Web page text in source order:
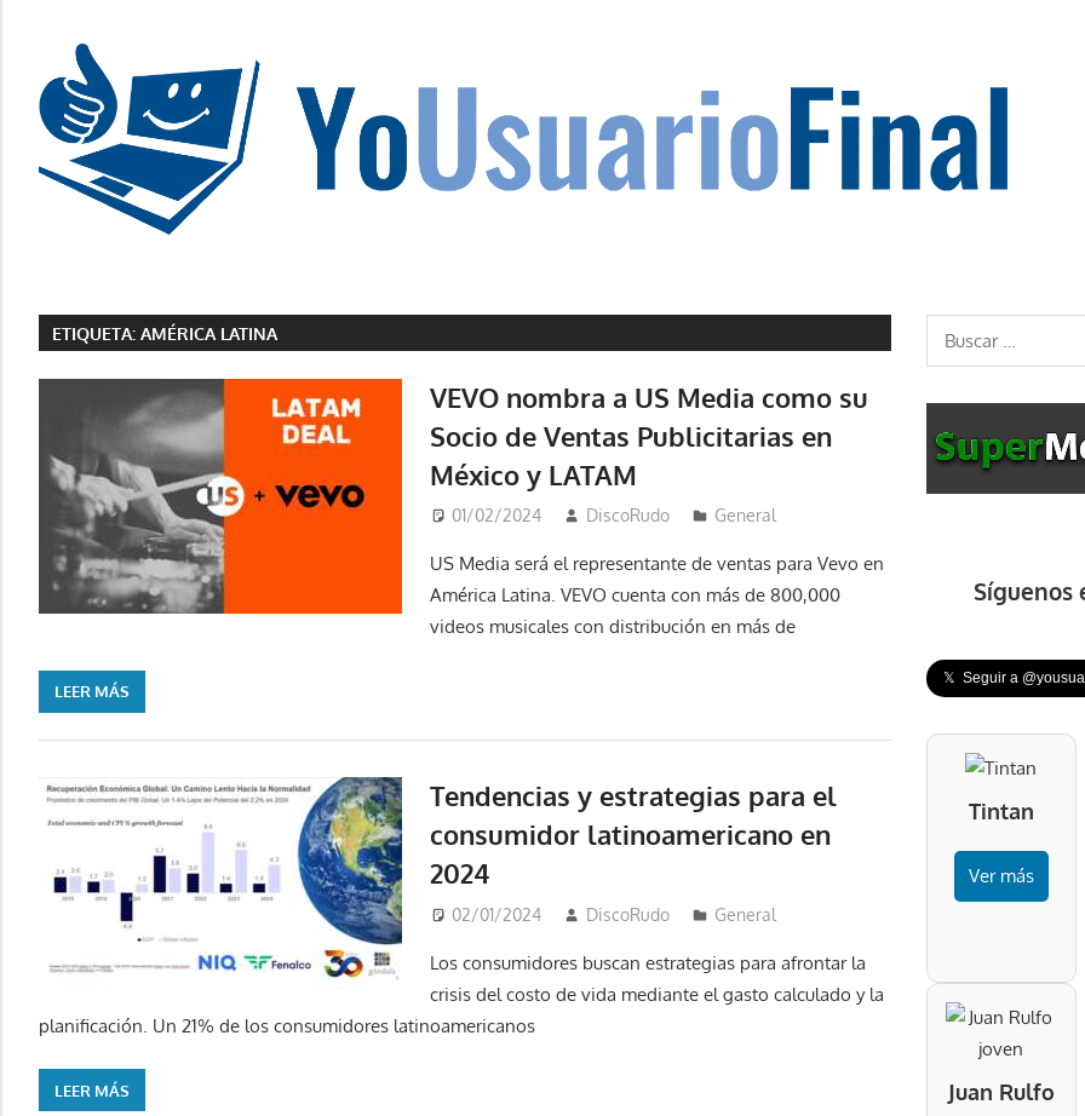
contenido
no
tiene
que
chino
ETIQUETA:AMÉRICA LATINA
VEVO nombra a US Media como su
Socio de Ventas Publicitarias en
México y LATAM
01/02/2024 DiscoRudo General
US Media será el representante de ventas para Vevo en
América Latina. VEVO cuenta con más de 800,000
videos musicales con distribución en más de
LEER MÁS
Tendencias y estrategias para el
consumidor latinoamericano en
2024
02/01/2024 DiscoRudo General
Los consumidores buscan estrategias para afrontar la
crisis del costo de vida mediante el gasto calculado y la
planificación. Un 21% de los consumidores latinoamericanos
LEER MÁS
Buscar:
Síguenos
𝕏 Seguir a
Tintan
Ver más
Juan Rulfo